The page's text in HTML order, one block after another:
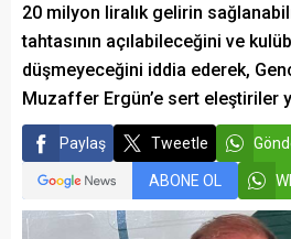
20 milyon liralık gelirin
tahtasının açılabileceğini ve
düşmeyeceğini iddia ederek,
Muzaffer Ergün’e sert eleştiriler
Paylaş Tweetle
ABONE OL